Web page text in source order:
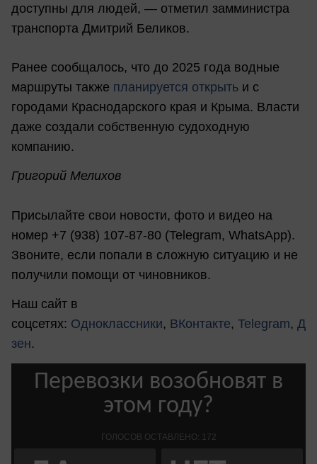
доступны для людей, — отметил замминистра
транспорта Дмитрий Беликов.
Ранее сообщалось, что до 2025 года водные
маршруты также планируется открыть и с
городами Краснодарского края и Крыма. Власти
даже создали собственную судоходную
компанию.
Григорий Мелихов
Присылайте свои новости, фото и видео на
номер +7 (938) 107-87-80 (Telegram, WhatsApp).
Звоните, если попали в сложную ситуацию и не
получили помощи от чиновников.
Наш сайт в
соцсетях: Одноклассники, ВКонтакте, Telegram, Д
зен.